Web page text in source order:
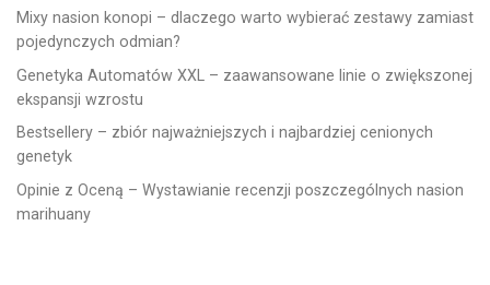
Mixy nasion konopi – dlaczego warto wybierać zestawy zamiast
pojedynczych odmian?
Genetyka Automatów XXL – zaawansowane linie o zwiększonej
ekspansji wzrostu
Bestsellery – zbiór najważniejszych i najbardziej cenionych
genetyk
Opinie z Oceną – Wystawianie recenzji poszczególnych nasion
marihuany